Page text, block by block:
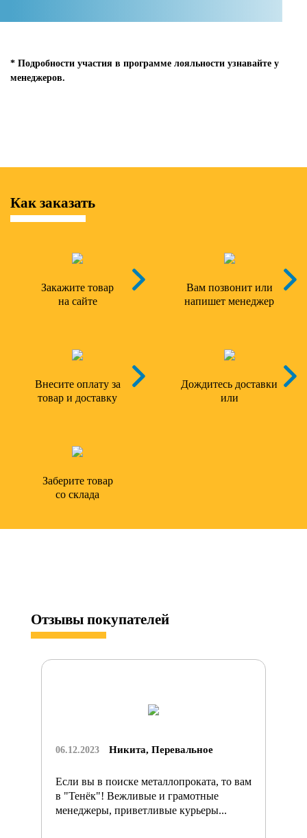
* Подробности участия в программе лояльности узнавайте у
менеджеров.
Как заказать
Закажите товар
на сайте
Вам позвонит или
напишет менеджер
Внесите оплату за
товар и доставку
Дождитесь доставки
или
Заберите товар
со склада
Отзывы покупателей
06.12.2023 Никита, Перевальное
Если вы в поиске металлопроката, то вам
в "Тенёк"! Вежливые и грамотные
менеджеры, приветливые курьеры...